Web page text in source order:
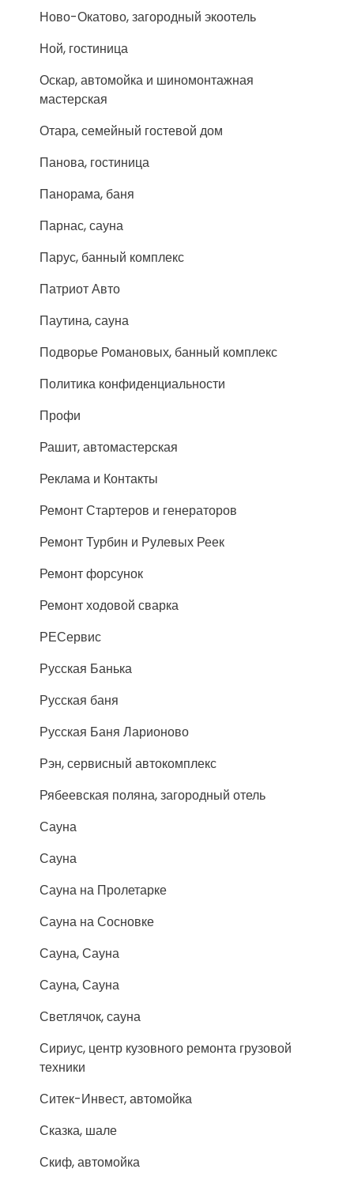
Ново-Окатово, загородный экоотель
Ной, гостиница
Оскар, автомойка и шиномонтажная
мастерская
Отара, семейный гостевой дом
Панова, гостиница
Панорама, баня
Парнас, сауна
Парус, банный комплекс
Патриот Авто
Паутина, сауна
Подворье Романовых, банный комплекс
Политика конфиденциальности
Профи
Рашит, автомастерская
Реклама и Контакты
Ремонт Стартеров и генераторов
Ремонт Турбин и Рулевых Реек
Ремонт форсунок
Ремонт ходовой сварка
РЕСервис
Русская Банька
Русская баня
Русская Баня Ларионово
Рэн, сервисный автокомплекс
Рябеевская поляна, загородный отель
Сауна
Сауна
Сауна на Пролетарке
Сауна на Сосновке
Сауна, Сауна
Сауна, Сауна
Светлячок, сауна
Сириус, центр кузовного ремонта грузовой
техники
Ситек-Инвест, автомойка
Сказка, шале
Скиф, автомойка